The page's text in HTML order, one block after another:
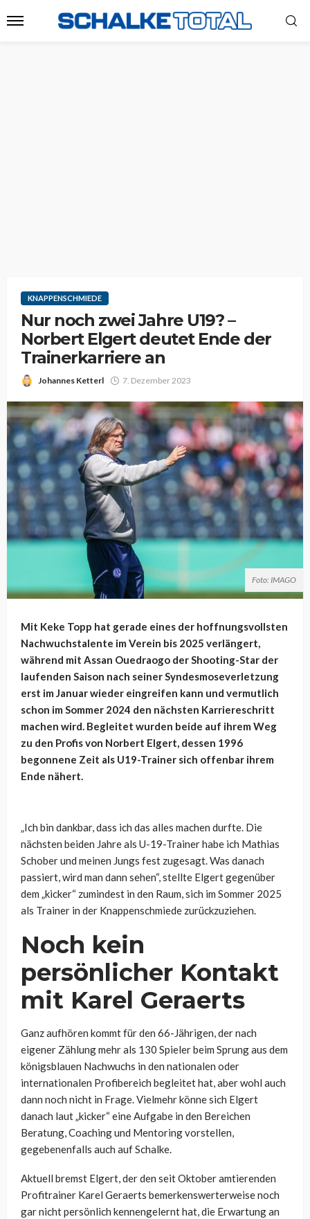
KNAPPENSCHMIEDE
Nur noch zwei Jahre U19? –
Norbert Elgert deutet Ende der
Trainerkarriere an
Johannes Ketterl 7. Dezember 2023
Foto: IMAGO
Mit Keke Topp hat gerade eines der hoffnungsvollsten
Nachwuchstalente im Verein bis 2025 verlängert,
während mit Assan Ouedraogo der Shooting-Star der
laufenden Saison nach seiner Syndesmoseverletzung
erst im Januar wieder eingreifen kann und vermutlich
schon im Sommer 2024 den nächsten Karriereschritt
machen wird. Begleitet wurden beide auf ihrem Weg
zu den Profis von Norbert Elgert, dessen 1996
begonnene Zeit als U19-Trainer sich offenbar ihrem
Ende nähert.
„Ich bin dankbar, dass ich das alles machen durfte. Die
nächsten beiden Jahre als U-19-Trainer habe ich Mathias
Schober und meinen Jungs fest zugesagt. Was danach
passiert, wird man dann sehen“, stellte Elgert gegenüber
dem „kicker“ zumindest in den Raum, sich im Sommer 2025
als Trainer in der Knappenschmiede zurückzuziehen.
Noch kein
persönlicher Kontakt
mit Karel Geraerts
Ganz aufhören kommt für den 66-Jährigen, der nach
eigener Zählung mehr als 130 Spieler beim Sprung aus dem
königsblauen Nachwuchs in den nationalen oder
internationalen Profibereich begleitet hat, aber wohl auch
dann noch nicht in Frage. Vielmehr könne sich Elgert
danach laut „kicker“ eine Aufgabe in den Bereichen
Beratung, Coaching und Mentoring vorstellen,
gegebenenfalls auch auf Schalke.
Aktuell bremst Elgert, der den seit Oktober amtierenden
Profitrainer Karel Geraerts bemerkenswerterweise noch
gar nicht persönlich kennengelernt hat, die Erwartung an